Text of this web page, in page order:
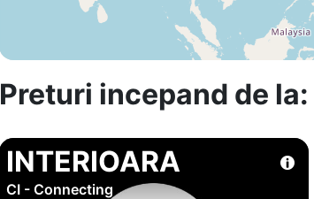
Preturi incepand de la:
INTERIOARA
CI - Connecting